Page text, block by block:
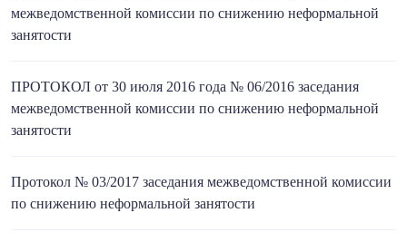
межведомственной комиссии по снижению неформальной
занятости
ПРОТОКОЛ от 30 июля 2016 года № 06/2016 заседания
межведомственной комиссии по снижению неформальной
занятости
Протокол № 03/2017 заседания межведомственной комиссии
по снижению неформальной занятости